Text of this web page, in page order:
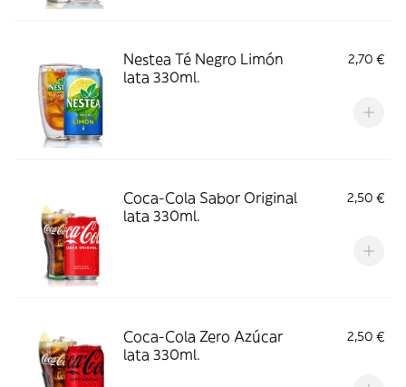
Nestea Té Negro Limón
lata 330ml.
2,70 €
Coca-Cola Sabor Original
lata 330ml.
2,50 €
Coca-Cola Zero Azúcar
lata 330ml.
2,50 €